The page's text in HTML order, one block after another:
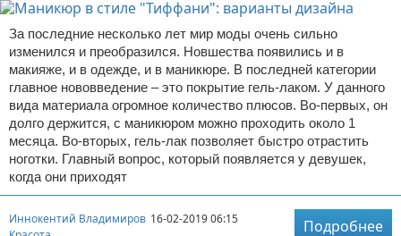
За последние несколько лет мир моды очень сильно
изменился и преобразился. Новшества появились и в
макияже, и в одежде, и в маникюре. В последней категории
главное нововведение – это покрытие гель-лаком. У данного
вида материала огромное количество плюсов. Во-первых, он
долго держится, с маникюром можно проходить около 1
месяца. Во-вторых, гель-лак позволяет быстро отрастить
ноготки. Главный вопрос, который появляется у девушек,
когда они приходят
Иннокентий Владимиров 16-02-2019 06:15
Подробнее